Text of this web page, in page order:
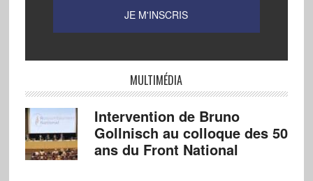
MULTIMÉDIA
Intervention de Bruno
Gollnisch au colloque des 50
ans du Front National